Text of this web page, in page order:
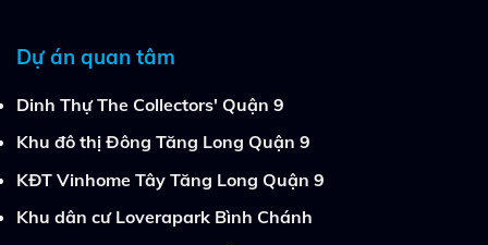
Dự án quan tâm
Dinh Thự The Collectors' Quận 9
Khu đô thị Đông Tăng Long Quận 9
KĐT Vinhome Tây Tăng Long Quận 9
Khu dân cư Loverapark Bình Chánh